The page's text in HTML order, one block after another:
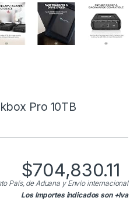
Pro 10TB
$704,830.11
País, de Aduana y Envío internacional
Los Importes indicados son +Iva